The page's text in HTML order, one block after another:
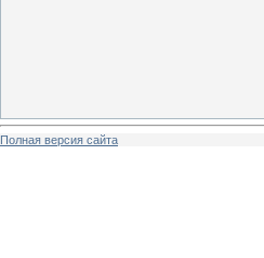
Полная версия сайта